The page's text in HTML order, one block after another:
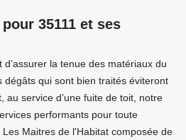
35111 et ses
la tenue des matériaux du
dégâts qui sont bien traités éviteront
au service d’une fuite de toit, notre
performants pour toute
Maitres de l'Habitat composée de